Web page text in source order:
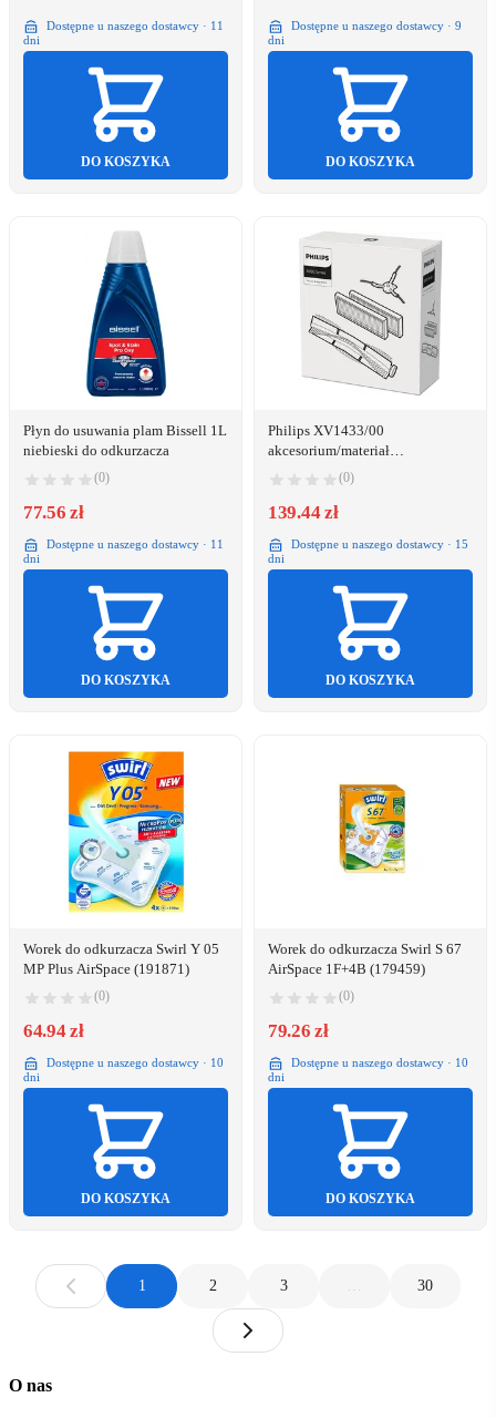
Dostępne u naszego dostawcy · 11
dni
DO KOSZYKA
Dostępne u naszego dostawcy · 9
dni
DO KOSZYKA
Płyn do usuwania plam Bissell 1L
niebieski do odkurzacza
(0)
77.56 zł
Dostępne u naszego dostawcy · 11
dni
DO KOSZYKA
Philips XV1433/00
akcesorium/materiał
eksploatacyjny do odkurzacza
Odkurzacz robot Filtr i szczotka
(0)
139.44 zł
Dostępne u naszego dostawcy · 15
dni
DO KOSZYKA
Worek do odkurzacza Swirl Y 05
MP Plus AirSpace (191871)
(0)
64.94 zł
Dostępne u naszego dostawcy · 10
dni
DO KOSZYKA
Worek do odkurzacza Swirl S 67
AirSpace 1F+4B (179459)
(0)
79.26 zł
Dostępne u naszego dostawcy · 10
dni
DO KOSZYKA
1 2 3 … 30
O nas